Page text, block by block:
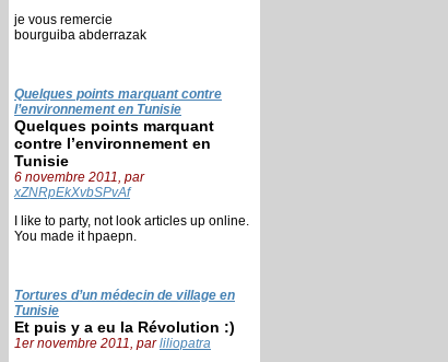
je vous remercie
bourguiba abderrazak
Quelques points marquant contre
l’environnement en Tunisie
Quelques points marquant
contre l’environnement en
Tunisie
6 novembre 2011, par
xZNRpEkXvbSPvAf
I like to party, not look articles up online.
You made it hpaepn.
Tortures d’un médecin de village en
Tunisie
Et puis y a eu la Révolution :)
1er novembre 2011, parliliopatra